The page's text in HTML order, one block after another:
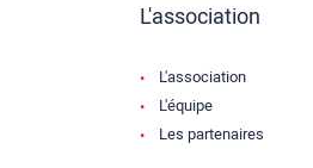
L'association
L'association
L'équipe
Les partenaires